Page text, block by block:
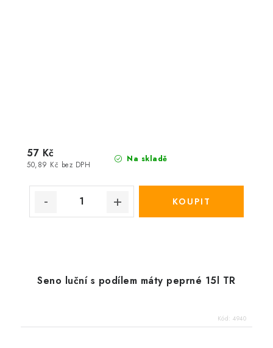
Na skladě
50,89 Kč bez DPH
57 Kč
Seno luční s podílem máty peprné 15l TR
Kód: 4940